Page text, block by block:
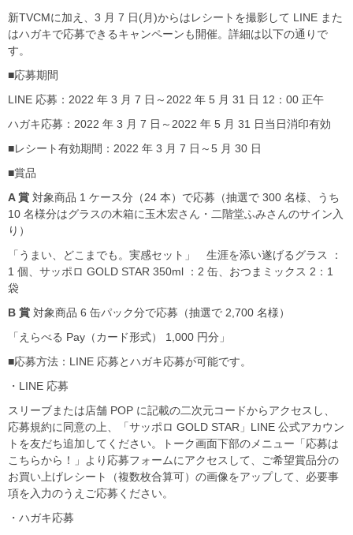
新TVCMに加え、3 月 7 日(月)からはレシートを撮影して LINE また
はハガキで応募できるキャンペーンも開催。詳細は以下の通りで
す。
■応募期間
LINE 応募：2022 年 3 月 7 日～2022 年 5 月 31 日 12：00 正午
ハガキ応募：2022 年 3 月 7 日～2022 年 5 月 31 日当日消印有効
■レシート有効期間：2022 年 3 月 7 日～5 月 30 日
■賞品
A 賞 対象商品 1 ケース分（24 本）で応募（抽選で 300 名様、うち
10 名様分はグラスの木箱に玉木宏さん・二階堂ふみさんのサイン入
り）
「うまい、どこまでも。実感セット」 生涯を添い遂げるグラス ：
1 個、サッポロ GOLD STAR 350ml ：2 缶、おつまミックス 2：1
袋
B 賞 対象商品 6 缶パック分で応募（抽選で 2,700 名様）
「えらべる Pay（カード形式） 1,000 円分」
■応募方法：LINE 応募とハガキ応募が可能です。
・LINE 応募
スリーブまたは店舗 POP に記載の二次元コードからアクセスし、
応募規約に同意の上、「サッポロ GOLD STAR」LINE 公式アカウン
トを友だち追加してください。トーク画面下部のメニュー「応募は
こちらから！」より応募フォームにアクセスして、ご希望賞品分の
お買い上げレシート（複数枚合算可）の画像をアップして、必要事
項を入力のうえご応募ください。
・ハガキ応募